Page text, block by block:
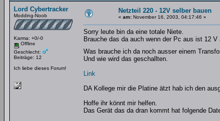
Lord Cybertracker
Modding-Noob
Karma: +0/-0
Offline
Geschlecht:
Beiträge: 12
Ich liebe dieses Forum!
Netzteil 220 - 12V selber bauen
« am: November 16, 2003, 04:17:46 »
Sorry leute bin da eine totale Niete.
Brauche das da auch wenn der Pc aus ist 12 V
Was brauche ich da noch ausser einem
Und wie wird das geschallten.
Link
DA Kollege mir die Platine ätzt hab ich den
Hoffe ihr könnt mir helfen.
Das Gerät das da dran kommt hat folgende